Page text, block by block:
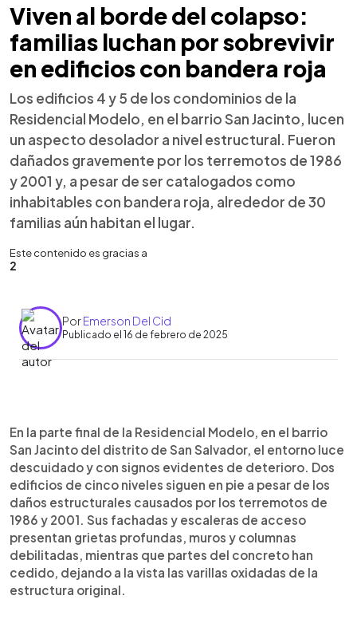
Viven al borde del colapso:
familias luchan por sobrevivir
en edificios con bandera roja
Los edificios 4 y 5 de los condominios de la
Residencial Modelo, en el barrio San Jacinto, lucen
un aspecto desolador a nivel estructural. Fueron
dañados gravemente por los terremotos de 1986
y 2001 y, a pesar de ser catalogados como
inhabitables con bandera roja, alrededor de 30
familias aún habitan el lugar.
Este contenido es gracias a
2
PorEmerson Del Cid
Publicado el 16 de febrero de 2025
Escuchar artículo
En la parte final de la Residencial Modelo, en el barrio
San Jacinto del distrito de San Salvador, el entorno luce
descuidado y con signos evidentes de deterioro. Dos
edificios de cinco niveles siguen en pie a pesar de los
daños estructurales causados por los terremotos de
1986 y 2001. Sus fachadas y escaleras de acceso
presentan grietas profundas, muros y columnas
debilitadas, mientras que partes del concreto han
cedido, dejando a la vista las varillas oxidadas de la
estructura original.